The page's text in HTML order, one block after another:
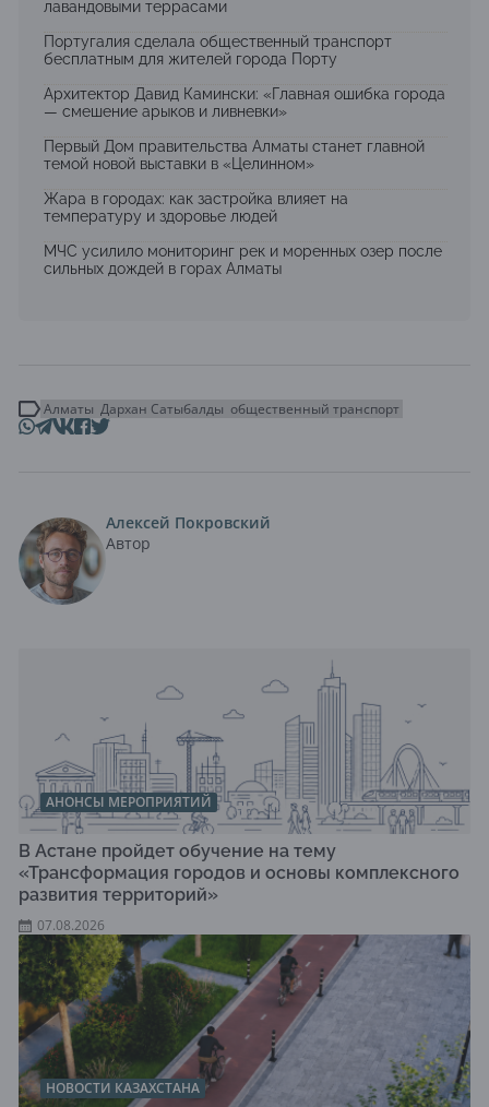
лавандовыми террасами
Португалия сделала общественный транспорт
бесплатным для жителей города Порту
Архитектор Давид Камински: «Главная ошибка города
— смешение арыков и ливневки»
Первый Дом правительства Алматы станет главной
темой новой выставки в «Целинном»
Жара в городах: как застройка влияет на
температуру и здоровье людей
МЧС усилило мониторинг рек и моренных озер после
сильных дождей в горах Алматы
Алматы Дархан Сатыбалды общественный транспорт
Алексей Покровский
Автор
АНОНСЫ МЕРОПРИЯТИЙ
В Астане пройдет обучение на тему
«Трансформация городов и основы комплексного
развития территорий»
07.08.2026
НОВОСТИ КАЗАХСТАНА